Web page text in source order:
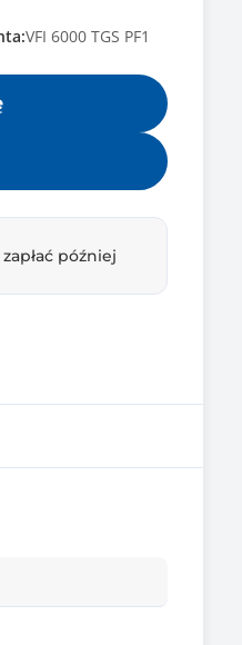
VFI 6000 TGS PF1
później